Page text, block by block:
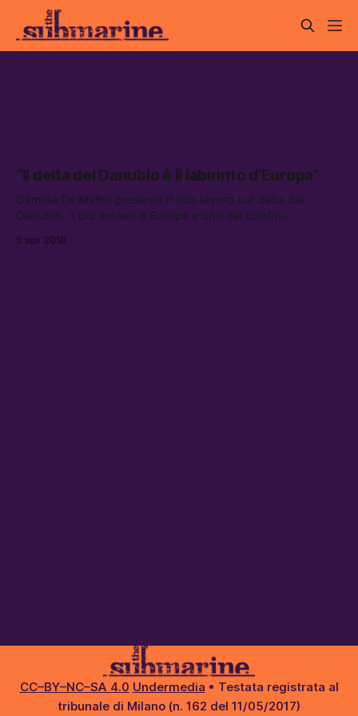
“Il delta del Danubio è il labirinto d’Europa”
Camilla De Maffei presenta il suo lavoro sul delta del
Danubio, il più esteso d’Europa e uno dei confini
5 apr 2018
CC–BY–NC–SA 4.0 Undermedia • Testata registrata al
tribunale di Milano (n. 162 del 11/05/2017)